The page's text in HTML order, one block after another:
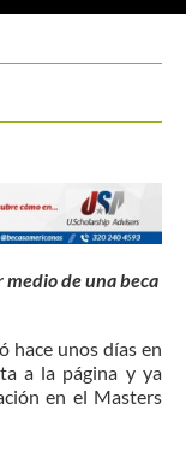
medio de una beca
hace unos días en
a la página y ya
en el Masters